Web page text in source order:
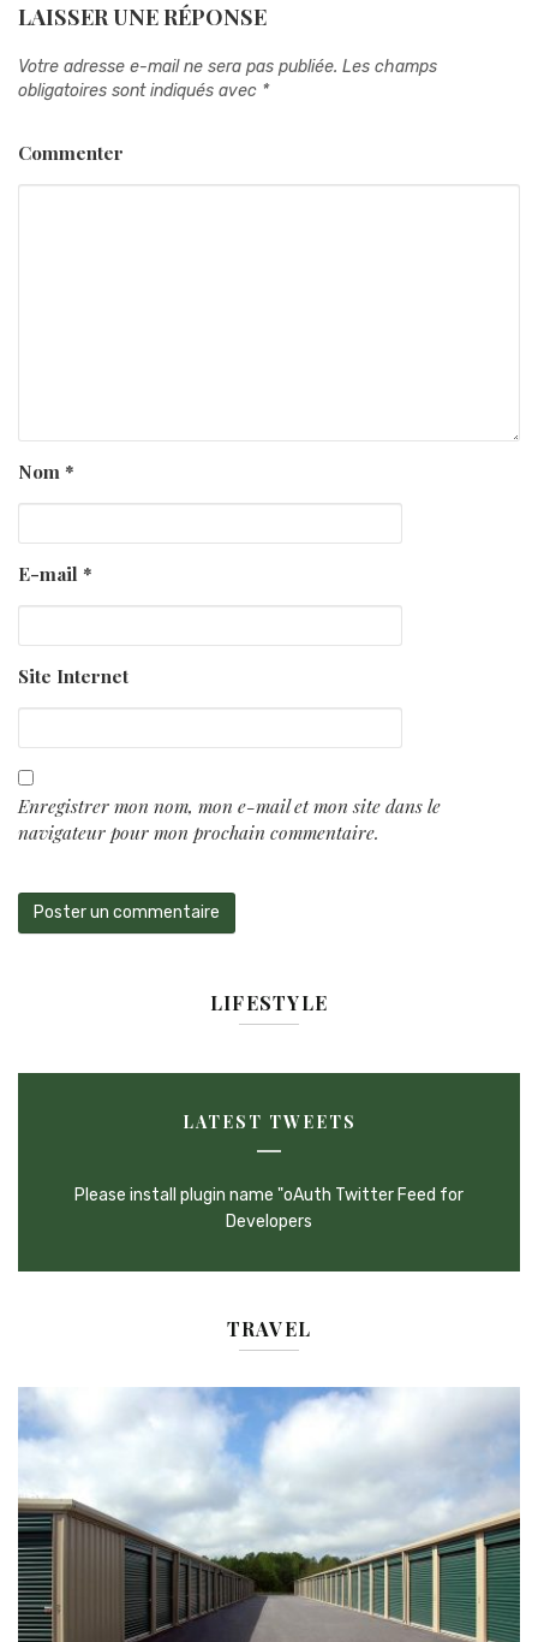
LAISSER UNE RÉPONSE
Votre adresse e-mail ne sera pas publiée. Les champs
obligatoires sont indiqués avec *
Commenter
Nom *
E-mail *
Site Internet
Enregistrer mon nom, mon e-mail et mon site dans le
navigateur pour mon prochain commentaire.
LIFESTYLE
LATEST TWEETS
Please install plugin name "oAuth Twitter Feed for
Developers
TRAVEL